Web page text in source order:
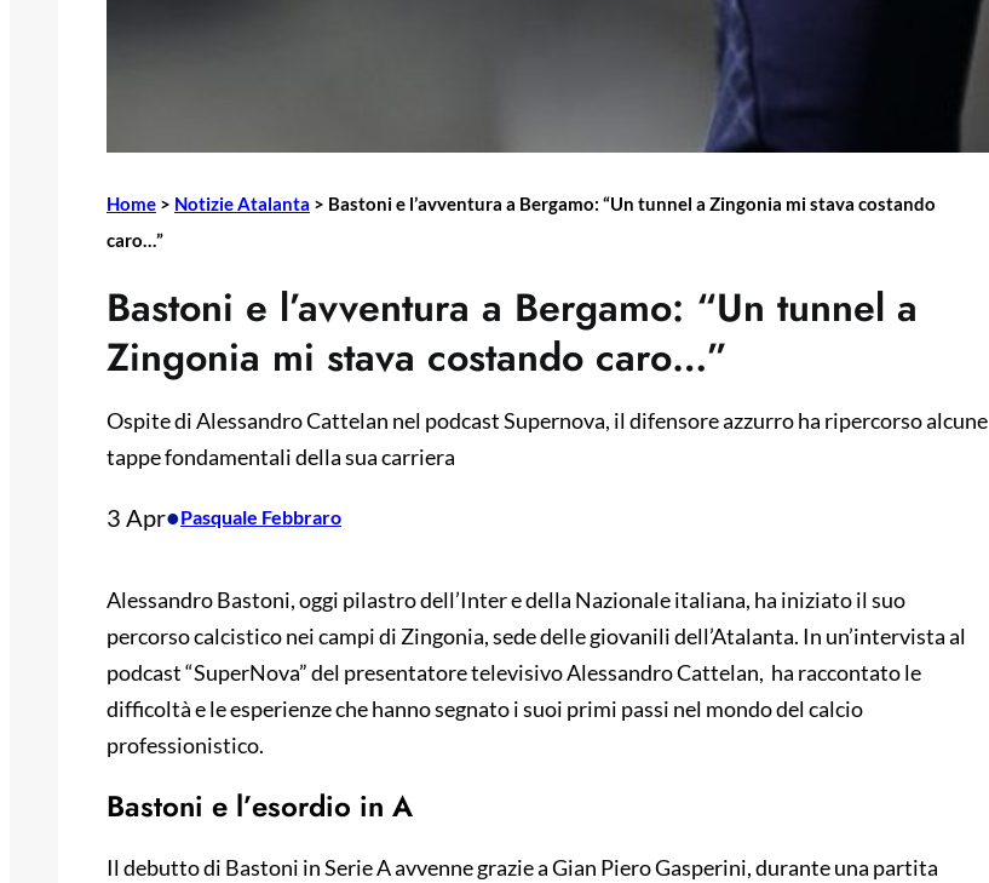
Home > Notizie Atalanta > Bastoni e l’avventura a Bergamo: “Un tunnel a Zingonia mi stava costando
caro…”
Bastoni e l’avventura a Bergamo: “Un tunnel a
Zingonia mi stava costando caro…”
Ospite di Alessandro Cattelan nel podcast Supernova, il difensore azzurro ha ripercorso alcune
tappe fondamentali della sua carriera
3 Apr•Pasquale Febbraro
Alessandro Bastoni, oggi pilastro dell’Inter e della Nazionale italiana, ha iniziato il suo
percorso calcistico nei campi di Zingonia, sede delle giovanili dell’Atalanta. In un’intervista al
podcast “SuperNova” del presentatore televisivo Alessandro Cattelan, ha raccontato le
difficoltà e le esperienze che hanno segnato i suoi primi passi nel mondo del calcio
professionistico.
Bastoni e l’esordio in A
Il debutto di Bastoni in Serie A avvenne grazie a Gian Piero Gasperini, durante una partita